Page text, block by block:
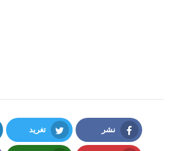
نشر
Facebook
تغريد
Twitter